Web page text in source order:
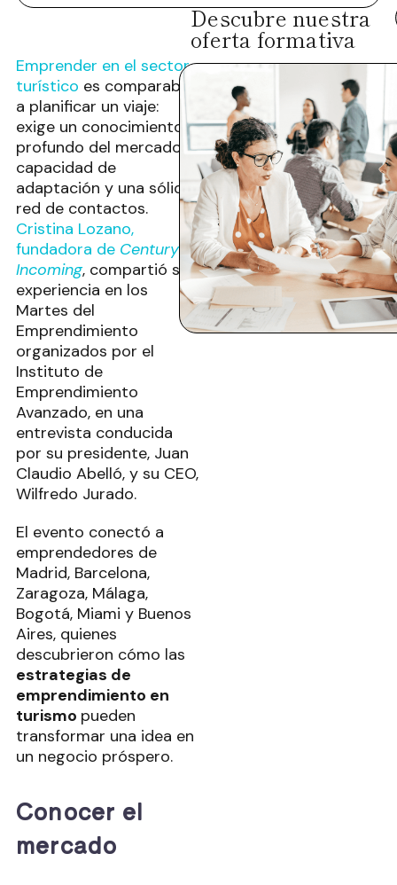
Emprender en el sector
turístico es comparable
a planificar un viaje:
exige un conocimiento
profundo del mercado,
capacidad de
adaptación y una sólida
red de contactos.
Cristina Lozano,
fundadora de Century
Incoming, compartió su
experiencia en los
Martes del
Emprendimiento
organizados por el
Instituto de
Emprendimiento
Avanzado, en una
entrevista conducida
por su presidente, Juan
Claudio Abelló, y su CEO,
Wilfredo Jurado.
El evento conectó a
emprendedores de
Madrid, Barcelona,
Zaragoza, Málaga,
Bogotá, Miami y Buenos
Aires, quienes
descubrieron cómo las
estrategias de
emprendimiento en
turismo pueden
transformar una idea en
un negocio próspero.
Conocer el
mercado
Descubre nuestra
oferta formativa